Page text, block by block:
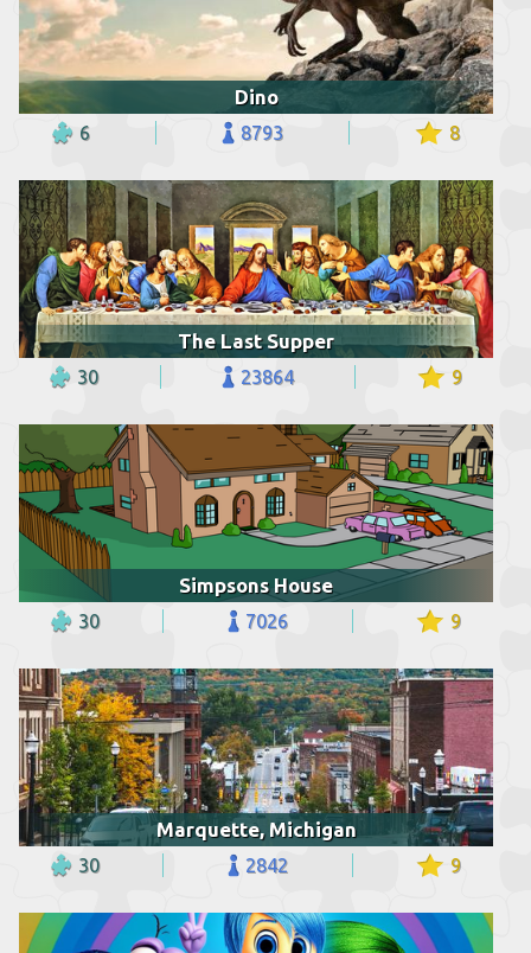
Dino
6 8793 8
The Last Supper
30 23864 9
Simpsons House
30 7026 9
Marquette, Michigan
30 2842 9